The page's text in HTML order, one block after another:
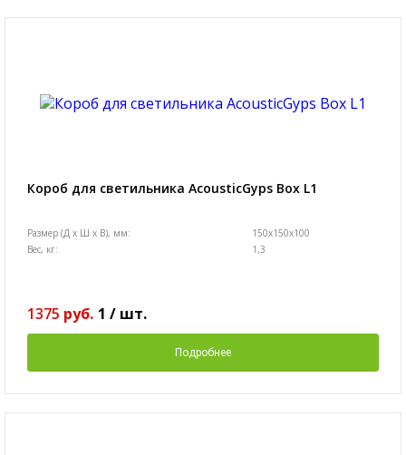
Короб для светильника AcousticGyps Box L1
Размер (Д х Ш х В), мм:
150x150x100
Вес, кг:
1,3
1375 руб. 1 / шт.
Подробнее